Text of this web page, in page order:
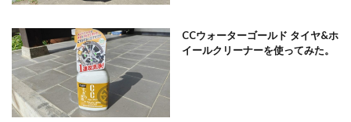
CCウォーターゴールド タイヤ&ホ
イールクリーナーを使ってみた。